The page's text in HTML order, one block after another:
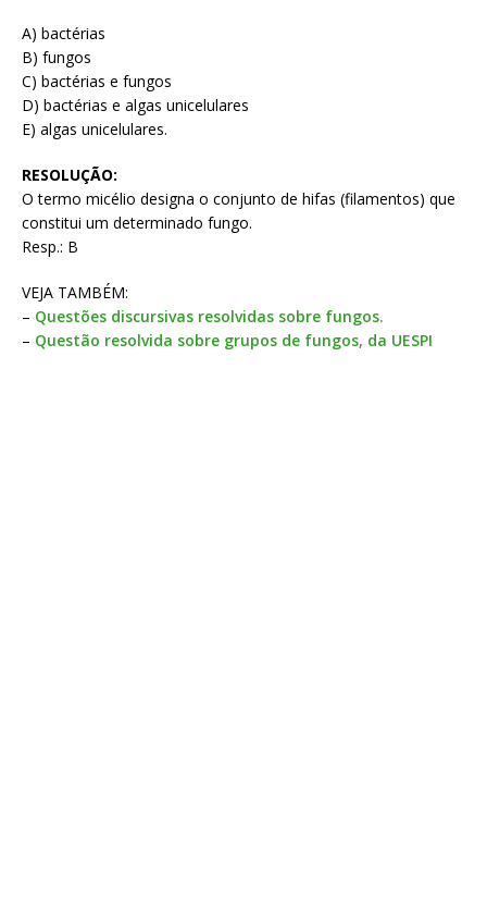
A) bactérias
B) fungos
C) bactérias e fungos
D) bactérias e algas unicelulares
E) algas unicelulares.
RESOLUÇÃO:
O termo micélio designa o conjunto de hifas (filamentos) que
constitui um determinado fungo.
Resp.: B
VEJA TAMBÉM:
– Questões discursivas resolvidas sobre fungos.
– Questão resolvida sobre grupos de fungos, da UESPI